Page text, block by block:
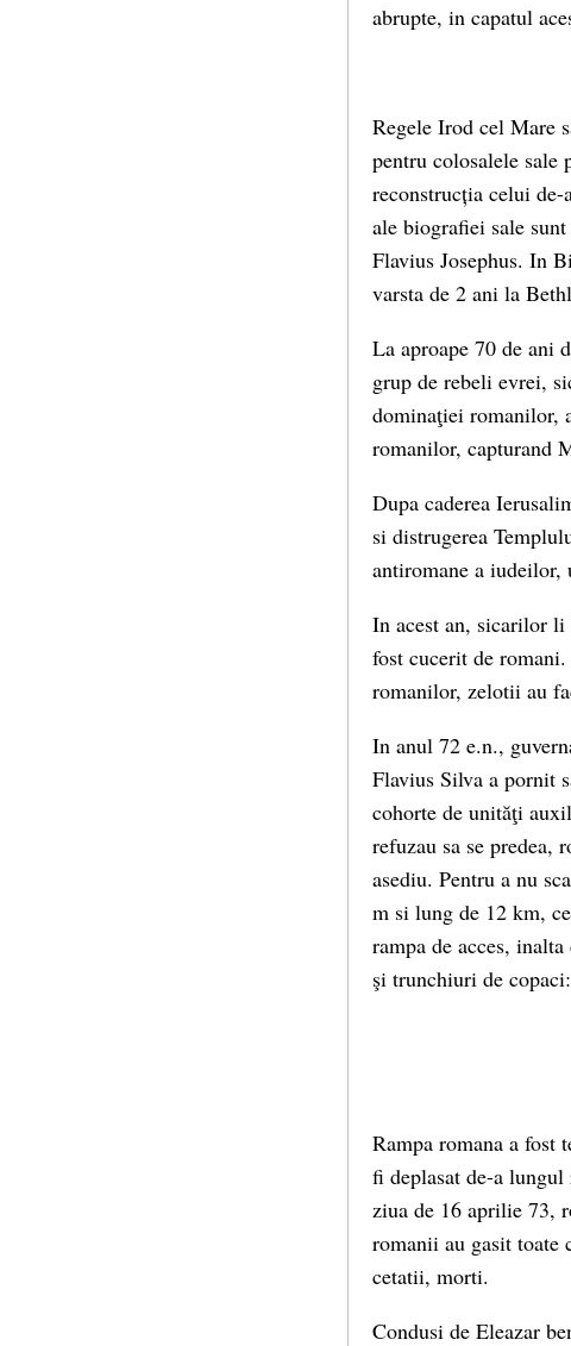
abrupte, in capatul
Regele Irod cel Mare
pentru colosalele
reconstrucția celui
ale biografiei sale
Flavius Josephus. In
varsta de 2 ani la
La aproape 70 de ani
grup de rebeli evrei,
dominaţiei romanilor,
romanilor, capturand
Dupa caderea
si distrugerea
antiromane a
In acest an, sicarilor
fost cucerit de
romanilor, zelotii au
In anul 72 e.n.,
Flavius Silva a pornit
cohorte de unităţi
refuzau sa se predea,
asediu. Pentru a nu
m si lung de 12 km,
rampa de acces,
şi trunchiuri de
Rampa romana a fost
fi deplasat de-a
ziua de 16 aprilie 73,
romanii au gasit
cetatii, morti.
Condusi de Eleazar